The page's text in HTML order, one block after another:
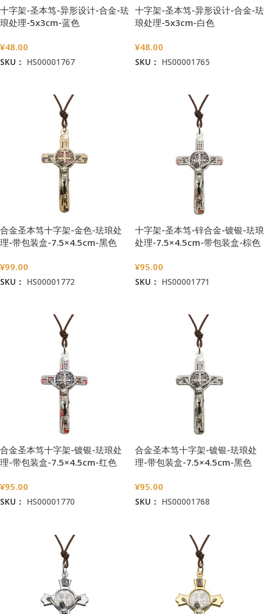
十字架-圣本笃-异形设计-合金-珐
琅处理-5x3cm-蓝色
¥48.00
SKU： HS00001767
十字架-圣本笃-异形设计-合金-珐
琅处理-5x3cm-白色
¥48.00
SKU： HS00001765
合金圣本笃十字架-金色-珐琅处
理-带包装盒-7.5×4.5cm-黑色
¥99.00
SKU： HS00001772
十字架-圣本笃-锌合金-镀银-珐琅
处理-7.5×4.5cm-带包装盒-棕色
¥95.00
SKU： HS00001771
合金圣本笃十字架-镀银-珐琅处
理-带包装盒-7.5×4.5cm-红色
¥95.00
SKU： HS00001770
合金圣本笃十字架-镀银-珐琅处
理-带包装盒-7.5×4.5cm-黑色
¥95.00
SKU： HS00001768